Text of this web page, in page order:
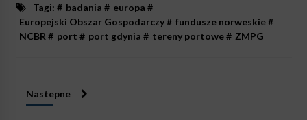
Tagi: # badania # europa #
Europejski Obszar Gospodarczy# fundusze norweskie#
NCBR # port # port gdynia # tereny portowe# ZMPG
Nastepne